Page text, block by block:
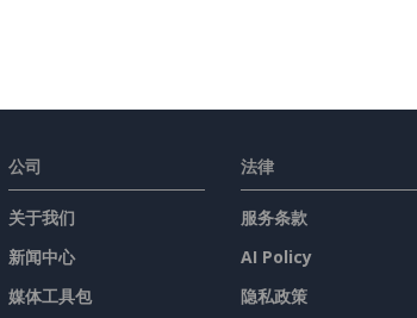
公司
关于我们
新闻中心
媒体工具包
法律
服务条款
AI Policy
隐私政策